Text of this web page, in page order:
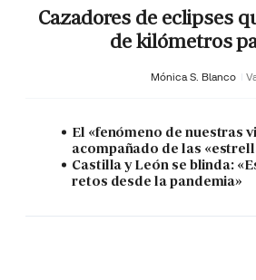
Cazadores de eclipses
de kilómetros
Mónica S. Blanco
El «fenómeno de nuestras
acompañado de las
Castilla y León se blinda:
retos desde la pandemia»